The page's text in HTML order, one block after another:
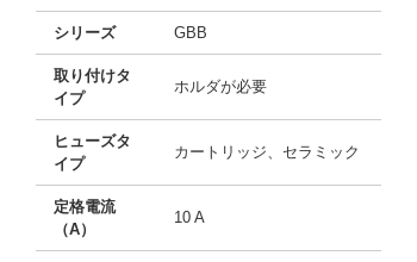
シリーズ GBB
取り付けタ
イプ
ホルダが必要
ヒューズタ
イプ
カートリッジ、セラミック
定格電流
（A）
10 A